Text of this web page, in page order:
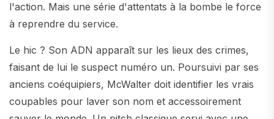
l'action. Mais une série d'attentats à la bombe le force
à reprendre du service.
Le hic ? Son ADN apparaît sur les lieux des crimes,
faisant de lui le suspect numéro un. Poursuivi par ses
anciens coéquipiers, McWalter doit identifier les vrais
coupables pour laver son nom et accessoirement